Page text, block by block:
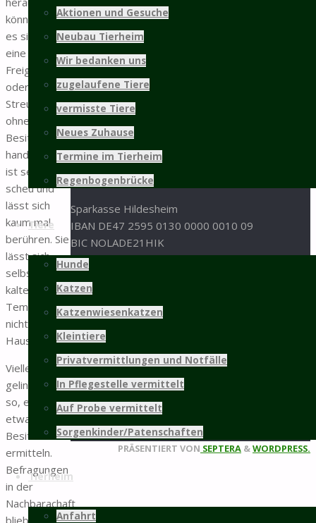
Aktionen und Gesuche
Neubau Tierheim
Wir bedanken uns
zugelaufene Tiere
vermisste Tiere
Neues Zuhause
Termine im Tierheim
Regenbogenbrücke
Tiere
Hunde
Katzen
Katzenwiesenkatzen
Kleintiere
Privatvermittlungen und Notfälle
In Pflegestelle vermittelt
Auf Probe vermittelt
Sorgenkinder/Patenschaften
Tierheim
Anfahrt
können, ob
es sich um
eine
Freigängerin
oder um eine
Streunerin
ohne
Besitzer
handelt. Sie
ist sehr
scheu und
lässt sich
kaum mal
berühren. Sie
lässt sich
selbst bei
kalten
Temperaturen
nicht ins
Haus locken.
Vielleicht
gelingt es
so, einen
etwaigen
Besitzer zu
ermitteln.
Befragungen
in der
Nachbarachaft
blieben
05121 / 9 57 57 - 0
05121 / 9 57 57 - 99
info@tierschutz-hildesheim.de
Impressum und Datenschutz
Spenden
Spenden an den Tierschutz Hildesheim bitte an
folgende Bankverbindung:
Sparkasse Hildesheim
IBAN DE47 2595 0130 0000 0010 09
BIC NOLADE21HIK
Sachspenden aus der
weitere Infos...
©2025 Tierschutz Hildesheim und Umgebung
e.V.
PRÄSENTIERT VON SEPTERA &WORDPRESS.
oben